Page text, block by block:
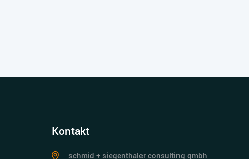
Kontakt
schmid + siegenthaler consulting gmbh